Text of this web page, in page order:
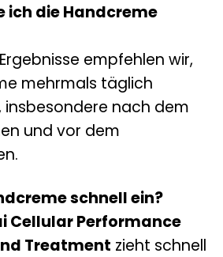
ich die Handcreme
empfehlen wir,
mehrmals täglich
insbesondere nach dem
und vor dem
schnell ein?
Cellular Performance
Treatment zieht schnell